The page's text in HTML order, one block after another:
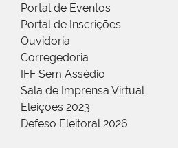
Portal de Eventos
Portal de Inscrições
Ouvidoria
Corregedoria
IFF Sem Assédio
Sala de Imprensa Virtual
Eleições 2023
Defeso Eleitoral 2026